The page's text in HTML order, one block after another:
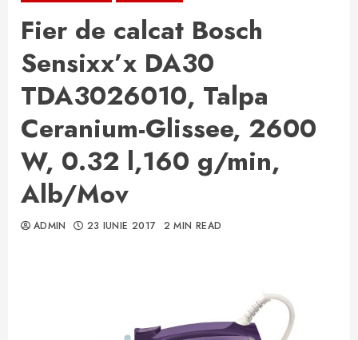
Fier de calcat Bosch
Sensixx’x DA30
TDA3026010, Talpa
Ceranium-Glissee, 2600
W, 0.32 l,160 g/min,
Alb/Mov
ADMIN 23 IUNIE 2017 2 MIN READ